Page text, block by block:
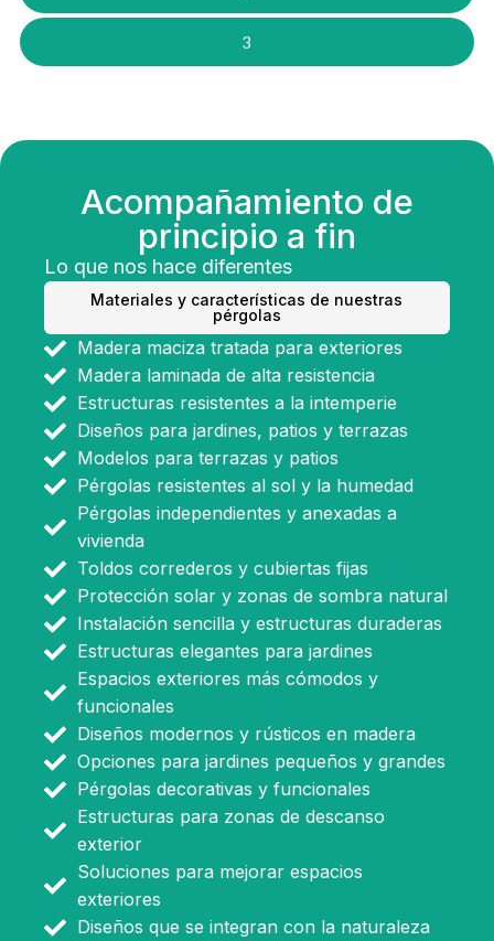
3
Acompañamiento de
principio a fin
Lo que nos hace diferentes
Materiales y características de nuestras
pérgolas
Madera maciza tratada para exteriores
Madera laminada de alta resistencia
Estructuras resistentes a la intemperie
Diseños para jardines, patios y terrazas
Modelos para terrazas y patios
Pérgolas resistentes al sol y la humedad
Pérgolas independientes y anexadas a
vivienda
Toldos correderos y cubiertas fijas
Protección solar y zonas de sombra natural
Instalación sencilla y estructuras duraderas
Estructuras elegantes para jardines
Espacios exteriores más cómodos y
funcionales
Diseños modernos y rústicos en madera
Opciones para jardines pequeños y grandes
Pérgolas decorativas y funcionales
Estructuras para zonas de descanso
exterior
Soluciones para mejorar espacios
exteriores
Diseños que se integran con la naturaleza